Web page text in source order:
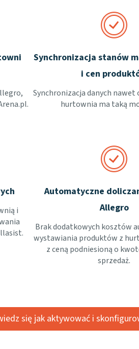
Synchronizacja stanów
i cen
Synchronizacja danych nawet
hurtownia ma taką
i
Automatyczne
Allegro
Brak dodatkowych kosztów
wystawiania produktów z
z ceną podniesioną o
sprzedaż.
się jak aktywować i